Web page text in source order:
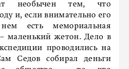
необычен тем, что
и, если внимательно его
есть мемориальная
маленький жетон. Дело в
проводились на
Седов собирал деньги